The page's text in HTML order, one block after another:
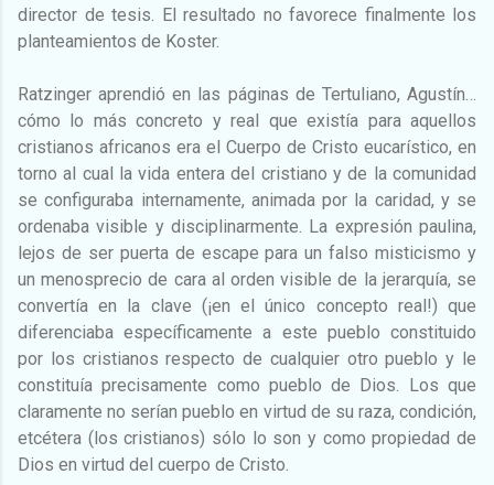
director de tesis. El resultado no favorece finalmente los
planteamientos de Koster.
Ratzinger aprendió en las páginas de Tertuliano, Agustín…
cómo lo más concreto y real que existía para aquellos
cristianos africanos era el Cuerpo de Cristo eucarístico, en
torno al cual la vida entera del cristiano y de la comunidad
se configuraba internamente, animada por la caridad, y se
ordenaba visible y disciplinarmente. La expresión paulina,
lejos de ser puerta de escape para un falso misticismo y
un menosprecio de cara al orden visible de la jerarquía, se
convertía en la clave (¡en el único concepto real!) que
diferenciaba específicamente a este pueblo constituido
por los cristianos respecto de cualquier otro pueblo y le
constituía precisamente como pueblo de Dios. Los que
claramente no serían pueblo en virtud de su raza, condición,
etcétera (los cristianos) sólo lo son y como propiedad de
Dios en virtud del cuerpo de Cristo.